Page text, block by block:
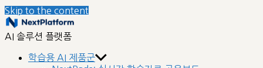
Skip to the content
AI 솔루션 플랫폼
학습용 AI 제품군